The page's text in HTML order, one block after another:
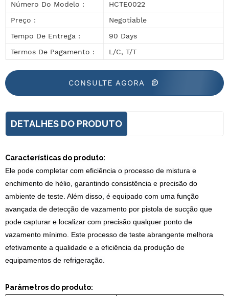
Número Do Modelo :
HCTE0022
Preço :
Negotiable
Tempo De Entrega :
90 Days
Termos De Pagamento :
L/C, T/T
CONSULTE AGORA
DETALHES DO PRODUTO
Características do produto:
Ele pode completar com eficiência o processo de mistura e
enchimento de hélio, garantindo consistência e precisão do
ambiente de teste. Além disso, é equipado com uma função
avançada de detecção de vazamento por pistola de sucção que
pode capturar e localizar com precisão qualquer ponto de
vazamento mínimo. Este processo de teste abrangente melhora
efetivamente a qualidade e a eficiência da produção de
equipamentos de refrigeração.
Parâmetros do produto: